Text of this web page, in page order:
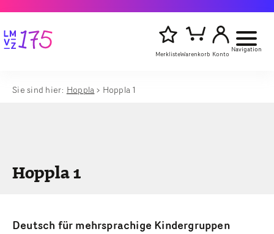
MerklisteWarenkorb Konto
Navigation
Sie sind hier: Hoppla Hoppla 1
Hoppla 1
Deutsch für mehrsprachige Kindergruppen